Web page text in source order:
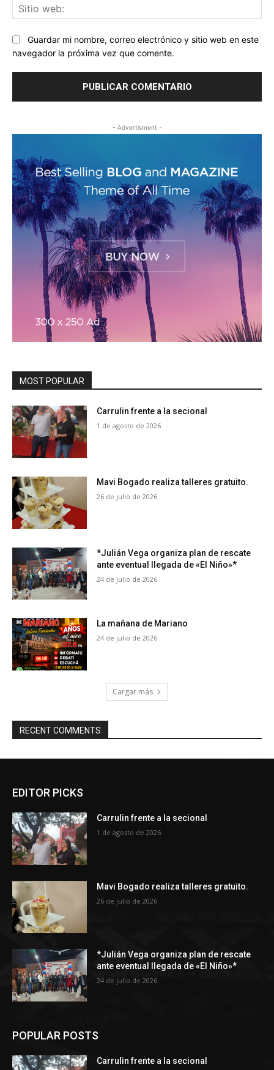
Guardar mi nombre, correo electrónico y sitio web en este
navegador la próxima vez que comente.
- Advertisment -
MOST POPULAR
Carrulin frente a la secional
1 de agosto de 2026
Mavi Bogado realiza talleres gratuito.
26 de julio de 2026
*Julián Vega organiza plan de rescate
ante eventual llegada de «El Niño»*
24 de julio de 2026
La mañana de Mariano
24 de julio de 2026
Cargar más
RECENT COMMENTS
EDITOR PICKS
Carrulin frente a la secional
1 de agosto de 2026
Mavi Bogado realiza talleres gratuito.
26 de julio de 2026
*Julián Vega organiza plan de rescate
ante eventual llegada de «El Niño»*
24 de julio de 2026
POPULAR POSTS
Carrulin frente a la secional